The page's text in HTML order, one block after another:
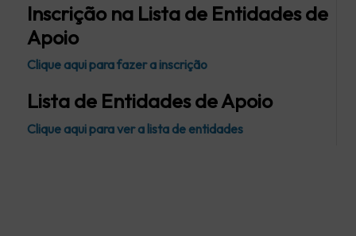
Inscrição na Lista de Entidades de
Apoio
Clique aqui para fazer a inscrição
Lista de Entidades de Apoio
Clique aqui para ver a lista de entidades